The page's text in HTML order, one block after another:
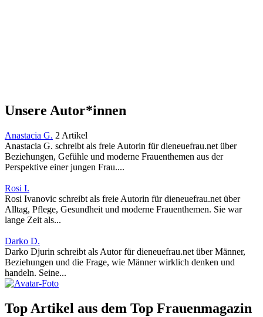
Unsere Autor*innen
Anastacia G. 2 Artikel
Anastacia G. schreibt als freie Autorin für dieneuefrau.net über
Beziehungen, Gefühle und moderne Frauenthemen aus der
Perspektive einer jungen Frau....
Rosi I.
Rosi Ivanovic schreibt als freie Autorin für dieneuefrau.net über
Alltag, Pflege, Gesundheit und moderne Frauenthemen. Sie war
lange Zeit als...
Darko D.
Darko Djurin schreibt als Autor für dieneuefrau.net über Männer,
Beziehungen und die Frage, wie Männer wirklich denken und
handeln. Seine...
Top Artikel aus dem Top Frauenmagazin